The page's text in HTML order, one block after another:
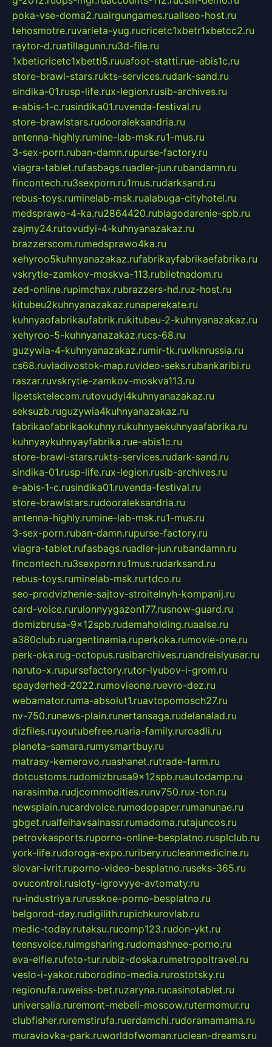
poka-vse-doma2.ruairgungames.ruallseo-host.ru
tehosmotre.ruvarieta-yug.rucricetc1xbetr1xbetcc2.ru
raytor-d.ruatillagunn.ru3d-file.ru
1xbeticricetc1xbetti5.ruuafoot-statti.rue-abis1c.ru
store-brawl-stars.rukts-services.rudark-sand.ru
sindika-01.rusp-life.rux-legion.rusib-archives.ru
e-abis-1-c.rusindika01.ruvenda-festival.ru
store-brawlstars.rudooraleksandria.ru
antenna-highly.rumine-lab-msk.ru1-mus.ru
3-sex-porn.ruban-damn.rupurse-factory.ru
viagra-tablet.rufasbags.ruadler-jun.rubandamn.ru
fincontech.ru3sexporn.ru1mus.rudarksand.ru
rebus-toys.ruminelab-msk.rualabuga-cityhotel.ru
medsprawo-4-ka.ru2864420.rublagodarenie-spb.ru
zajmy24.rutovudyi-4-kuhnyanazakaz.ru
brazzerscom.rumedsprawo4ka.ru
xehyroo5kuhnyanazakaz.rufabrikayfabrikaefabrika.ru
vskrytie-zamkov-moskva-113.rubiletnadom.ru
zed-online.rupimchax.rubrazzers-hd.ruz-host.ru
kitubeu2kuhnyanazakaz.runaperekate.ru
kuhnyaofabrikaufabrik.rukitubeu-2-kuhnyanazakaz.ru
xehyroo-5-kuhnyanazakaz.rucs-68.ru
guzywia-4-kuhnyanazakaz.rumir-tk.ruvlknrussia.ru
cs68.ruvladivostok-map.ruvideo-seks.rubankaribi.ru
raszar.ruvskrytie-zamkov-moskva113.ru
lipetsktelecom.rutovudyi4kuhnyanazakaz.ru
seksuzb.ruguzywia4kuhnyanazakaz.ru
fabrikaofabrikaokuhny.rukuhnyaekuhnyaafabrika.ru
kuhnyaykuhnyayfabrika.rue-abis1c.ru
store-brawl-stars.rukts-services.rudark-sand.ru
sindika-01.rusp-life.rux-legion.rusib-archives.ru
e-abis-1-c.rusindika01.ruvenda-festival.ru
store-brawlstars.rudooraleksandria.ru
antenna-highly.rumine-lab-msk.ru1-mus.ru
3-sex-porn.ruban-damn.rupurse-factory.ru
viagra-tablet.rufasbags.ruadler-jun.rubandamn.ru
fincontech.ru3sexporn.ru1mus.rudarksand.ru
rebus-toys.ruminelab-msk.rurtdco.ru
seo-prodvizhenie-sajtov-stroitelnyh-kompanij.ru
card-voice.rurulonnyygazon177.rusnow-guard.ru
domizbrusa-9x12spb.rudemaholding.ruaalse.ru
a380club.ruargentinamia.ruperkoka.rumovie-one.ru
perk-oka.rug-octopus.rusibarchives.ruandreislyusar.ru
naruto-x.rupursefactory.rutor-lyubov-i-grom.ru
spayderhed-2022.rumovieone.ruevro-dez.ru
webamator.ruma-absolut1.ruavtopomosch27.ru
nv-750.runews-plain.runertansaga.rudelanalad.ru
dizfiles.ruyoutubefree.ruaria-family.ruroadli.ru
planeta-samara.rumysmartbuy.ru
matrasy-kemerovo.ruashanet.rutrade-farm.ru
dotcustoms.rudomizbrusa9x12spb.ruautodamp.ru
narasimha.rudjcommodities.runv750.rux-ton.ru
newsplain.rucardvoice.rumodopaper.rumanunae.ru
gbget.rualfeihavsalnassr.rumadoma.rutajuncos.ru
petrovkasports.ruporno-online-besplatno.rusplclub.ru
york-life.rudoroga-expo.ruribery.rucleanmedicine.ru
slovar-ivrit.ruporno-video-besplatno.ruseks-365.ru
ovucontrol.rusloty-igrovyye-avtomaty.ru
ru-industriya.rurusskoe-porno-besplatno.ru
belgorod-day.rudigilith.rupichkurovlab.ru
medic-today.rutaksu.rucomp123.rudon-ykt.ru
teensvoice.ruimgsharing.rudomashnee-porno.ru
eva-elfie.rufoto-tur.rubiz-doska.rumetropoltravel.ru
veslo-i-yakor.ruborodino-media.rurostotsky.ru
regionufa.ruweiss-bet.ruzaryna.rucasinotablet.ru
universalia.ruremont-mebeli-moscow.rutermomur.ru
clubfisher.ruremstirufa.ruerdamchi.rudoramamama.ru
muraviovka-park.ruworldofwoman.ruclean-dreams.ru